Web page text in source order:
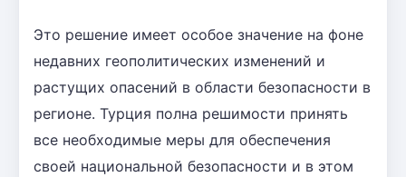
Это решение имеет особое значение на фоне
недавних геополитических изменений и
растущих опасений в области безопасности в
регионе. Турция полна решимости принять
все необходимые меры для обеспечения
своей национальной безопасности и в этом